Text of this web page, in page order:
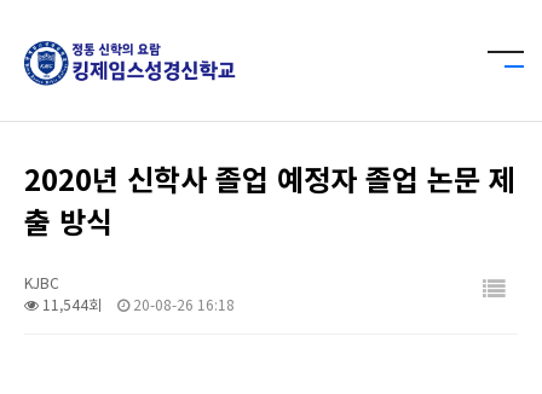
2020년 신학사 졸업 예정자 졸업 논문 제
출 방식
KJBC
11,544회
20-08-26 16:18